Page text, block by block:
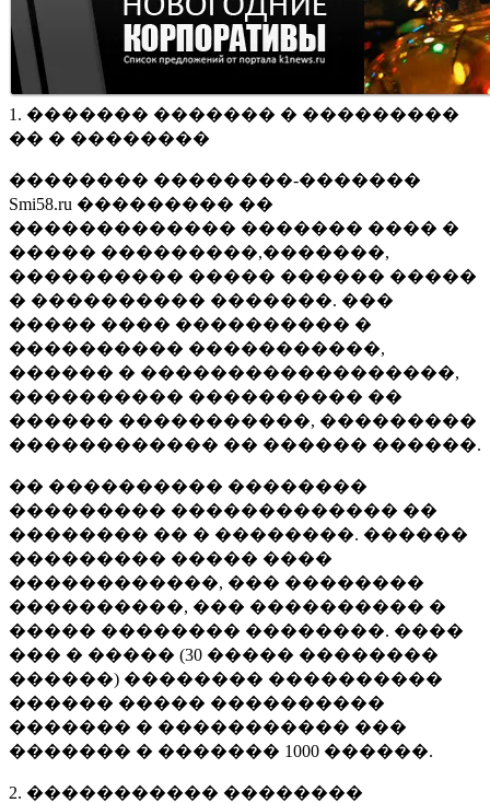
1. ������� ������� � ���������
�� � ��������
�������� ��������-�������
Smi58.ru ��������� ��
������������� ������� ���� �
����� ���������,�������,
���������� ����� ������ �����
� ���������� �������. ���
����� ���� ���������� �
���������� �����������,
������ � ������������������,
���������� ���������� ��
������ �����������, ���������
������������ �� ������ ������.
�� ���������� ��������
��������� ������������� ��
�������� �� � ��������. ������
��������� ����� ����
������������, ��� ��������
����������, ��� ���������� �
����� �������� ��������. ����
��� � ����� (30 ����� ��������
������) �������� ����������
������ ����� ����������
������� � ����������� ���
������� � ������� 1000 ������.
2. ����������� ��������